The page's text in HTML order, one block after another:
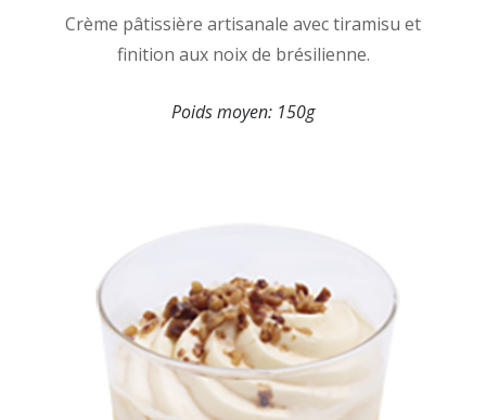
Crème pâtissière artisanale avec tiramisu et
finition aux noix de brésilienne.
Poids moyen: 150g